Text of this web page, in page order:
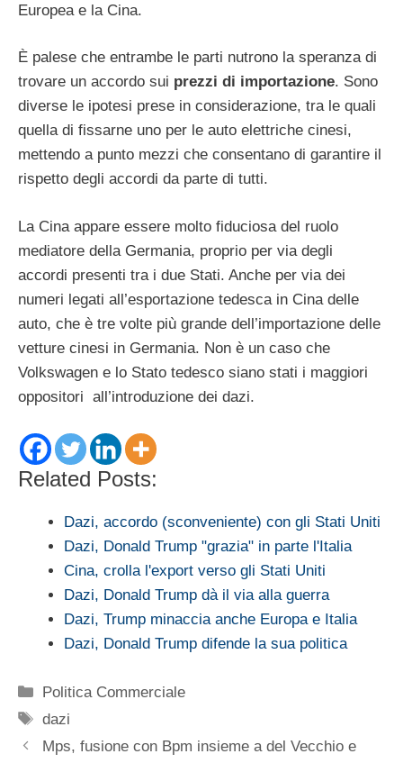
Europea e la Cina.
È palese che entrambe le parti nutrono la speranza di
trovare un accordo sui prezzi di importazione. Sono
diverse le ipotesi prese in considerazione, tra le quali
quella di fissarne uno per le auto elettriche cinesi,
mettendo a punto mezzi che consentano di garantire il
rispetto degli accordi da parte di tutti.
La Cina appare essere molto fiduciosa del ruolo
mediatore della Germania, proprio per via degli
accordi presenti tra i due Stati. Anche per via dei
numeri legati all’esportazione tedesca in Cina delle
auto, che è tre volte più grande dell’importazione delle
vetture cinesi in Germania. Non è un caso che
Volkswagen e lo Stato tedesco siano stati i maggiori
oppositori all’introduzione dei dazi.
Related Posts:
Dazi, accordo (sconveniente) con gli Stati Uniti
Dazi, Donald Trump "grazia" in parte l'Italia
Cina, crolla l'export verso gli Stati Uniti
Dazi, Donald Trump dà il via alla guerra
Dazi, Trump minaccia anche Europa e Italia
Dazi, Donald Trump difende la sua politica
Categorie
Politica Commerciale
Tag
dazi
Mps, fusione con Bpm insieme a del Vecchio e